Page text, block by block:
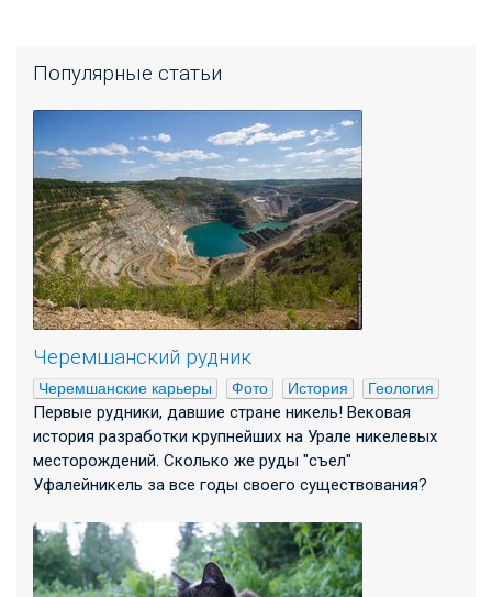
Популярные статьи
Черемшанский рудник
Черемшанские карьеры Фото История Геология
Первые рудники, давшие стране никель! Вековая
история разработки крупнейших на Урале никелевых
месторождений. Сколько же руды "съел"
Уфалейникель за все годы своего существования?